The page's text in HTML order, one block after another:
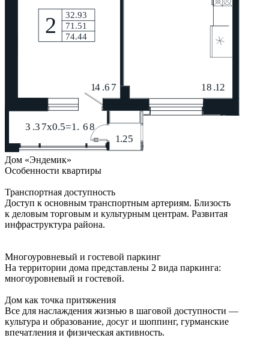
Дом «Эндемик»
Особенности квартиры
Транспортная доступность
Доступ к основным транспортным артериям. Близость
к деловым торговым и культурным центрам. Развитая
инфраструктура района.
Многоуровневый и гостевой паркинг
На территории дома представлены 2 вида паркинга:
многоуровневый и гостевой.
Дом как точка притяжения
Все для наслаждения жизнью в шаговой доступности —
культура и образование, досуг и шоппинг, гурманские
впечатления и физическая активность.